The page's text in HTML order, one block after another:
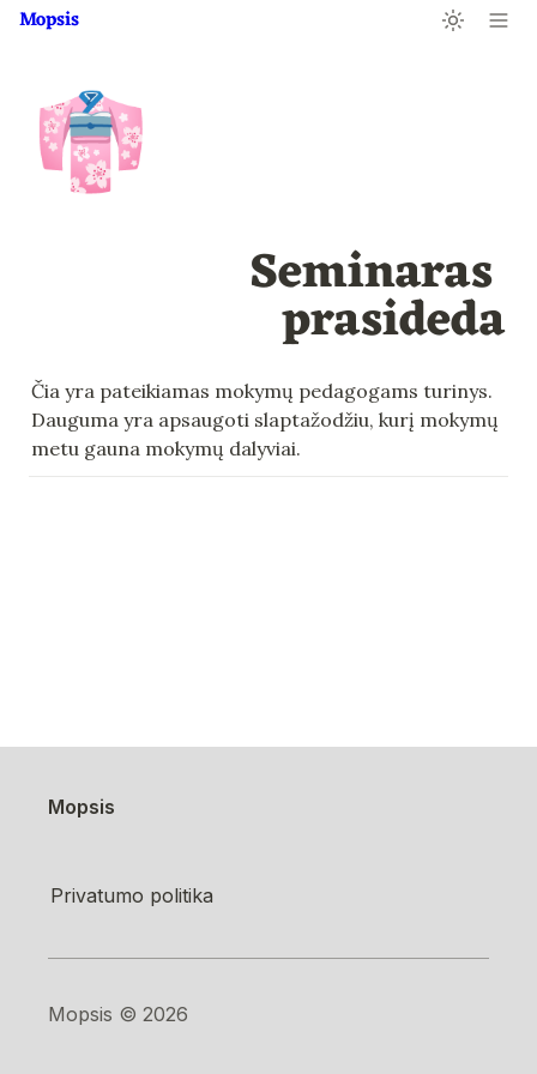
Mopsis
👘
Seminaras
prasideda
Čia yra pateikiamas mokymų pedagogams turinys.
Dauguma yra apsaugoti slaptažodžiu, kurį mokymų
metu gauna mokymų dalyviai.
Mopsis
Privatumo politika
Mopsis ©️ 2026